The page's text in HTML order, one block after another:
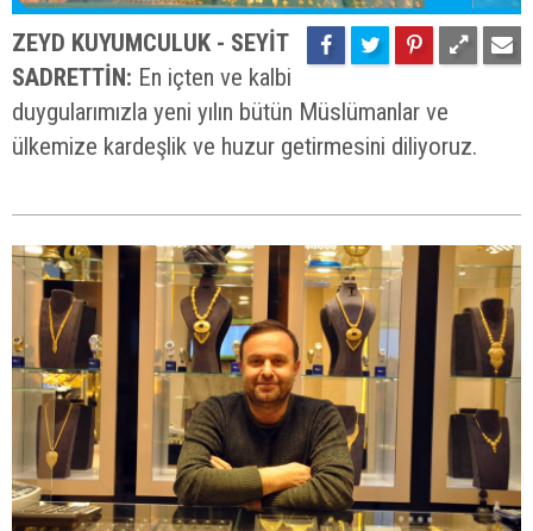
ZEYD KUYUMCULUK - SEYİT
SADRETTİN: En içten ve kalbi
duygularımızla yeni yılın bütün Müslümanlar ve
ülkemize kardeşlik ve huzur getirmesini diliyoruz.